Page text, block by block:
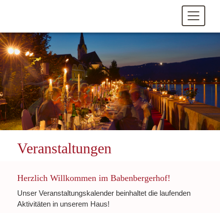
Mobile
Veranstaltungen
Herzlich Willkommen im Babenbergerhof!
Unser Veranstaltungskalender beinhaltet die laufenden
Aktivitäten in unserem Haus!